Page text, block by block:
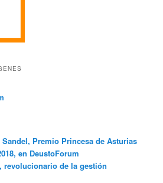
Premio Princesa de Asturias
en DeustoForum
revolucionario de la gestión